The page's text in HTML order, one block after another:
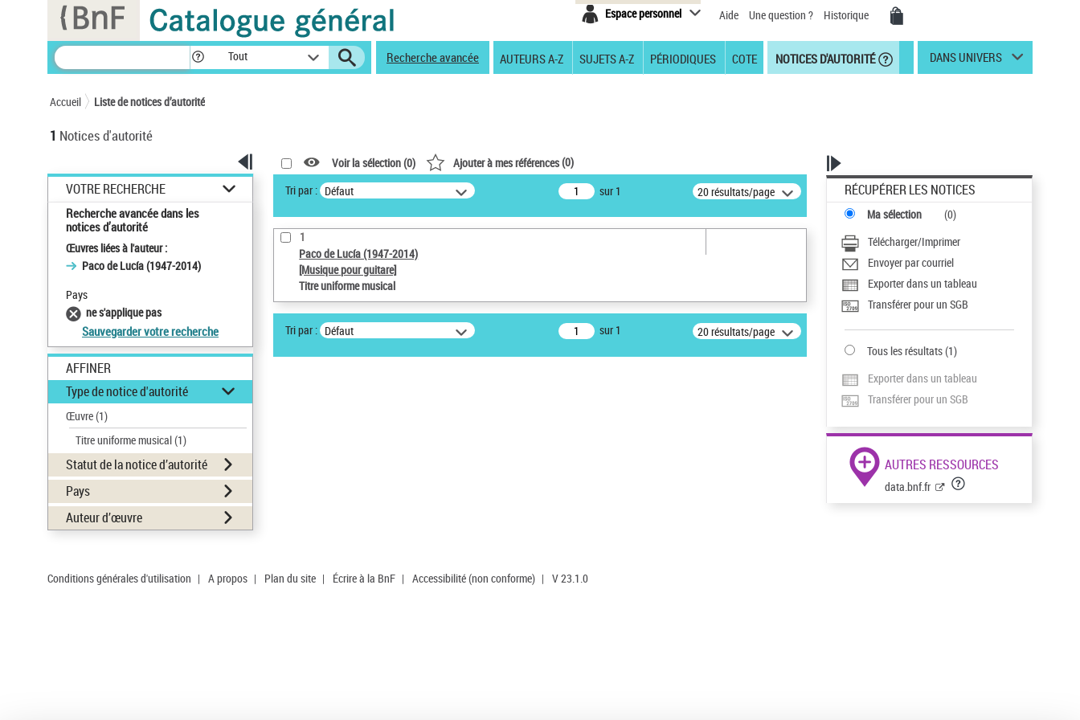
Espace personnel Aide Une question ? Historique
Tout Recherche avancée AUTEURS A-Z SUJETS A-Z PÉRIODIQUES COTE NOTICES D'AUTORITÉ DANS UNIVERS
Accueil Liste de notices d’autorité
1 Notices d'autorité
VOTRE RECHERCHE
Recherche avancée dans les
notices d’autorité
Œuvres liées à l'auteur :
Paco de Lucía (1947-2014)
Pays
ne s'applique pas
Sauvegarder votre recherche
AFFINER
Type de notice d'autorité
Œuvre(1)
Titre uniforme musical(1)
Statut de la notice d’autorité
Pays
Auteur d’œuvre
Voir la sélection (0) Ajouter à mes références(0)
Tri par : Défaut sur 1 20 résultats/page
1
Paco de Lucía (1947-2014)
[Musique pour guitare]
Titre uniforme musical
Tri par : Défaut sur 1 20 résultats/page
RÉCUPÉRER LES NOTICES
Ma sélection (0)
Télécharger/Imprimer
Envoyer par courriel
Exporter dans un tableau
Transférer pour un SGB
Tous les résultats(1)
Exporter dans un tableau
Transférer pour un SGB
AUTRES RESSOURCES
data.bnf.fr
Conditions générales d'utilisation | A propos | Plan du site | Écrire à la BnF | Accessibilité (non conforme) | V 23.1.0
Panneau de gestion des cookies